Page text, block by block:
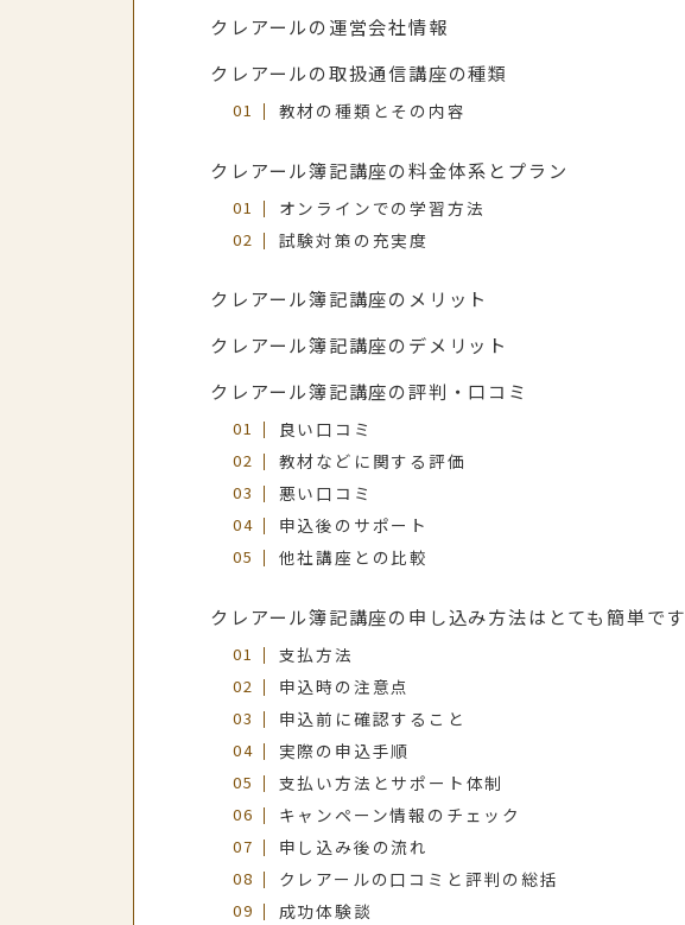
クレアールの運営会社情報
クレアールの取扱通信講座の種類
教材の種類とその内容
クレアール簿記講座の料金体系とプラン
オンラインでの学習方法
試験対策の充実度
クレアール簿記講座のメリット
クレアール簿記講座のデメリット
クレアール簿記講座の評判・口コミ
良い口コミ
教材などに関する評価
悪い口コミ
申込後のサポート
他社講座との比較
クレアール簿記講座の申し込み方法はとても簡単です
支払方法
申込時の注意点
申込前に確認すること
実際の申込手順
支払い方法とサポート体制
キャンペーン情報のチェック
申し込み後の流れ
クレアールの口コミと評判の総括
成功体験談